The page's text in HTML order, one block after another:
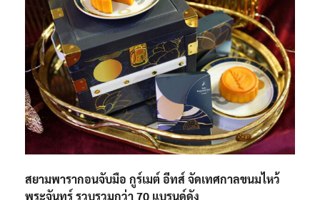
สยามพารากอนจับมือ กูร์เมต์ อีทส์ จัดเทศกาลขนมไหว้
พระจันทร์ รวบรวมกว่า 70 แบรนด์ดัง